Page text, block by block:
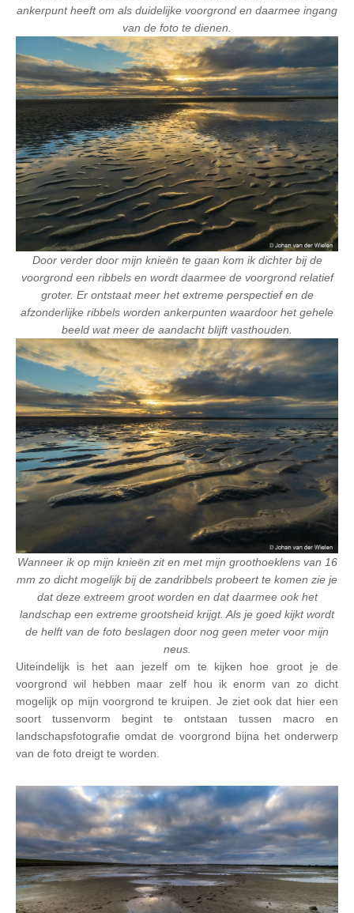
ankerpunt heeft om als duidelijke voorgrond en daarmee ingang
van de foto te dienen.
Door verder door mijn knieën te gaan kom ik dichter bij de
voorgrond een ribbels en wordt daarmee de voorgrond relatief
groter. Er ontstaat meer het extreme perspectief en de
afzonderlijke ribbels worden ankerpunten waardoor het gehele
beeld wat meer de aandacht blijft vasthouden.
Wanneer ik op mijn knieën zit en met mijn groothoeklens van 16
mm zo dicht mogelijk bij de zandribbels probeert te komen zie je
dat deze extreem groot worden en dat daarmee ook het
landschap een extreme grootsheid krijgt. Als je goed kijkt wordt
de helft van de foto beslagen door nog geen meter voor mijn
neus.
Uiteindelijk is het aan jezelf om te kijken hoe groot je de
voorgrond wil hebben maar zelf hou ik enorm van zo dicht
mogelijk op mijn voorgrond te kruipen. Je ziet ook dat hier een
soort tussenvorm begint te ontstaan tussen macro en
landschapsfotografie omdat de voorgrond bijna het onderwerp
van de foto dreigt te worden.